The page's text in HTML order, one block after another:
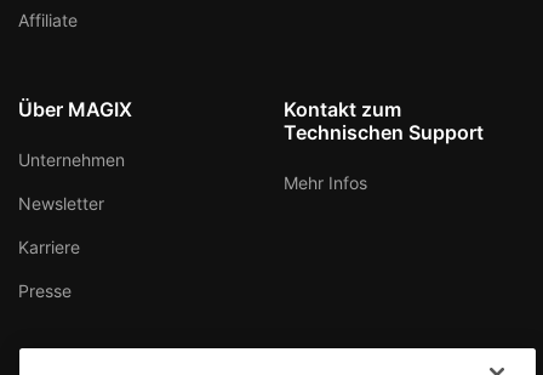
Affiliate
Über MAGIX
Unternehmen
Newsletter
Karriere
Presse
Kontakt zum
Technischen Support
Mehr Infos